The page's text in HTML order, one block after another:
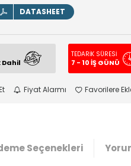
DATASHEET
TEDARİK SÜRESİ
7 - 10 İŞ GÜNÜ
Fiyat Alarmı Favorilere
Seçenekleri